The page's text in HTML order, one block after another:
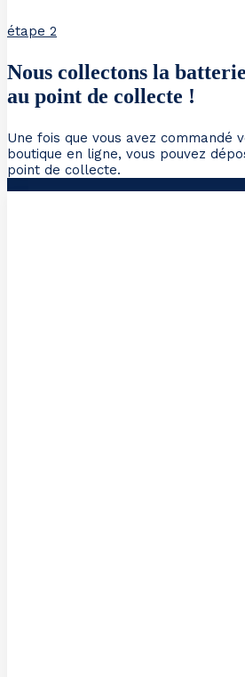
étape 2
Nous collectons la
au point de collecte !
Une fois que vous avez commandé
boutique en ligne, vous pouvez
point de collecte.